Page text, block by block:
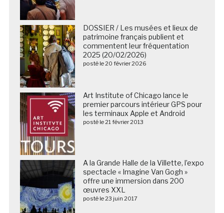
DOSSIER / Les musées et lieux de
patrimoine français publient et
commentent leur fréquentation
2025 (20/02/2026)
posté le 20 février 2026
Art Institute of Chicago lance le
premier parcours intérieur GPS pour
les terminaux Apple et Android
posté le 21 février 2013
A la Grande Halle de la Villette, l’expo
spectacle « Imagine Van Gogh »
offre une immersion dans 200
œuvres XXL
posté le 23 juin 2017